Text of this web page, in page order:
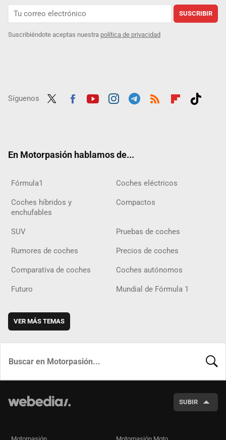
SUSCRIBIR
Suscribiéndote aceptas nuestra política de privacidad
Síguenos
En Motorpasión hablamos de...
Fórmula1 Coches eléctricos
Coches híbridos y
enchufables
Compactos
SUV Pruebas de coches
Rumores de coches Precios de coches
Comparativa de coches Coches autónomos
Futuro Mundial de Fórmula 1
VER MÁS TEMAS
SUBIR